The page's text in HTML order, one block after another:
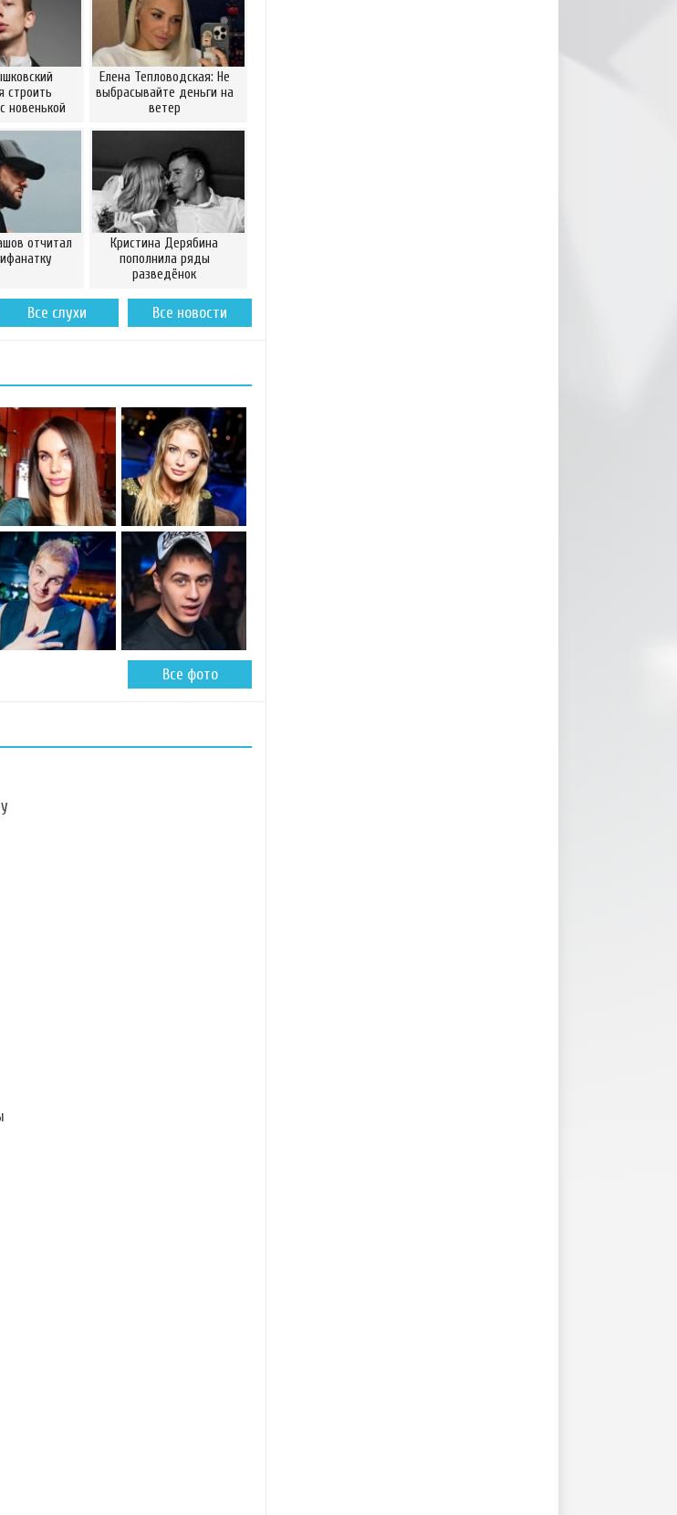
строить
новенькой
Елена Тепловодская: Не
выбрасывайте деньги на
ветер
отчитал
Кристина Дерябина
пополнила ряды
разведёнок
Все новости
Все слухи
Все фото